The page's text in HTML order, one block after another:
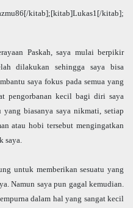
kitab];[kitab]Lukas1[/kitab];
Paskah, saya mulai berpikir
dilakukan sehingga saya bisa
saya fokus pada semua yang
pengorbanan kecil bagi diri saya
yang biasanya saya nikmati, setiap
atau hobi tersebut mengingatkan
saya.
untuk memberikan sesuatu yang
Namun saya pun gagal kemudian.
dalam hal yang sangat kecil